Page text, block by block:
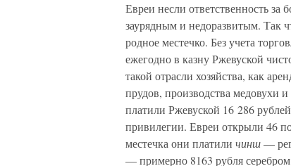
Евреи несли ответственность за
заурядным и недоразвитым. Так
родное местечко. Без учета
ежегодно в казну Ржевуской
такой отрасли хозяйства, как
прудов, производства медовухи
платили Ржевуской 16 286
привилегии. Евреи открыли 46
местечка они платили чинш—
— примерно 8163 рубля